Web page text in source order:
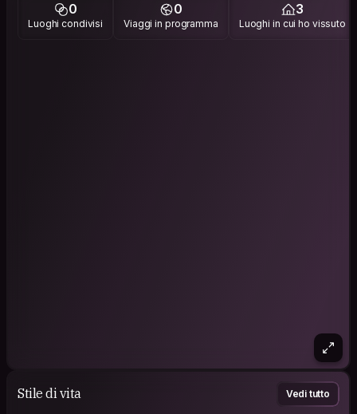
If you come by Winnipeg you are welcome to my place, so
send me a request, or don’t 😅
0
Luoghi condivisi
0
Viaggi in programma
3
Luoghi in cui ho vissuto
Stile di vita Vedi tutto